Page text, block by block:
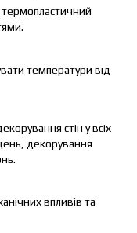
температури від
стін у всіх
декорування
впливів та